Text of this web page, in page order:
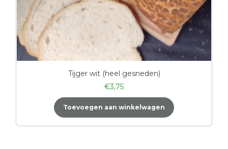
Tijger wit (heel gesneden)
€3,75
Toevoegen aan winkelwagen